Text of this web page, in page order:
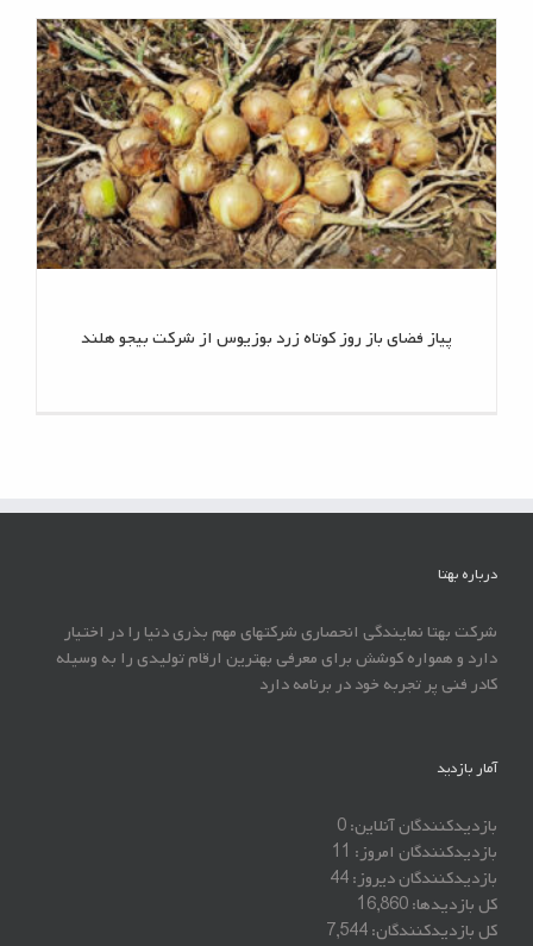
پیاز فضای باز روز کوتاه زرد بوزیوس از شرکت بیجو هلند
درباره بهتا
شرکت بهتا نمایندگی انحصاری شرکتهای مهم بذری دنیا را در اختیار
دارد و همواره کوشش برای معرفی بهترین ارقام تولیدی را به وسیله
کادر فنی پر تجربه خود در برنامه دارد
آمار بازدید
بازدیدکنندگان آنلاین:0
بازدیدکنندگان امروز: 11
بازدیدکنندگان دیروز:44
کل بازدیدها:16,860
کل بازدیدکنند‌گان:7,544